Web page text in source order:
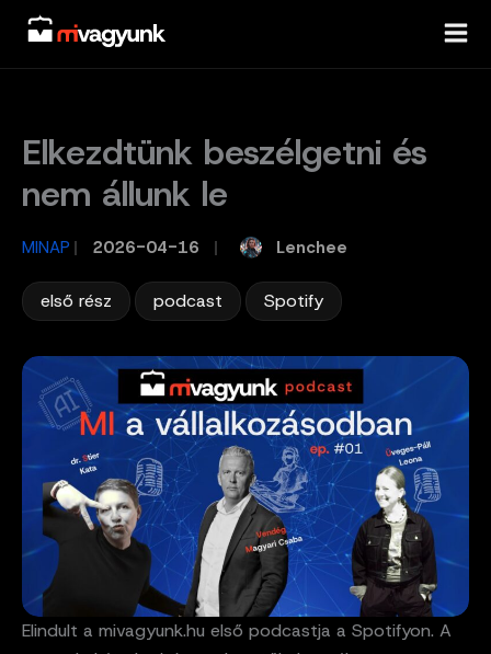
Skip
content
Elkezdtünk beszélgetni és
nem állunk le
MINAP / 2026-04-16 Lenchee
első rész podcast Spotify
Elindult a mivagyunk.hu első podcastja a Spotifyon. A